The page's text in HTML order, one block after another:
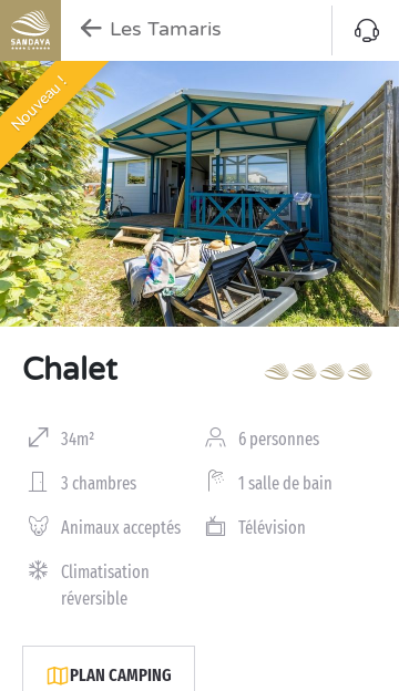
Les Tamaris
Nouveau !
Chalet
34m² 6 personnes
3 chambres 1 salle de bain
Animaux acceptés Télévision
Climatisation
réversible
PLAN CAMPING